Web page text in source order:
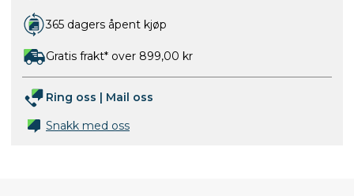
365 dagers åpent kjøp
Gratis frakt* over 899,00 kr
Ring oss | Mail oss
Snakk med oss